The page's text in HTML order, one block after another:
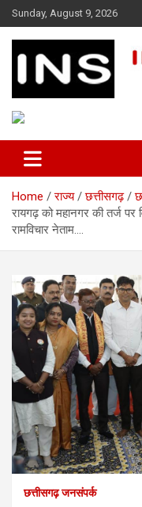
Skip
to
content
Sunday, August 9, 2026
Indian News
Home राज्य छत्तीसगढ़
रायगढ़ को महानगर की तर्ज
रामविचार नेताम….
छत्तीसगढ़ जनसंपर्क